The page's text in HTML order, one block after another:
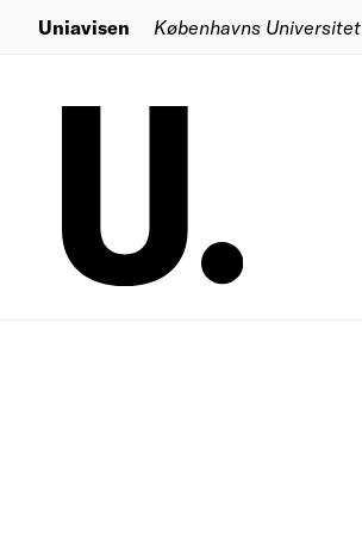
Uniavisen Københavns Universitet